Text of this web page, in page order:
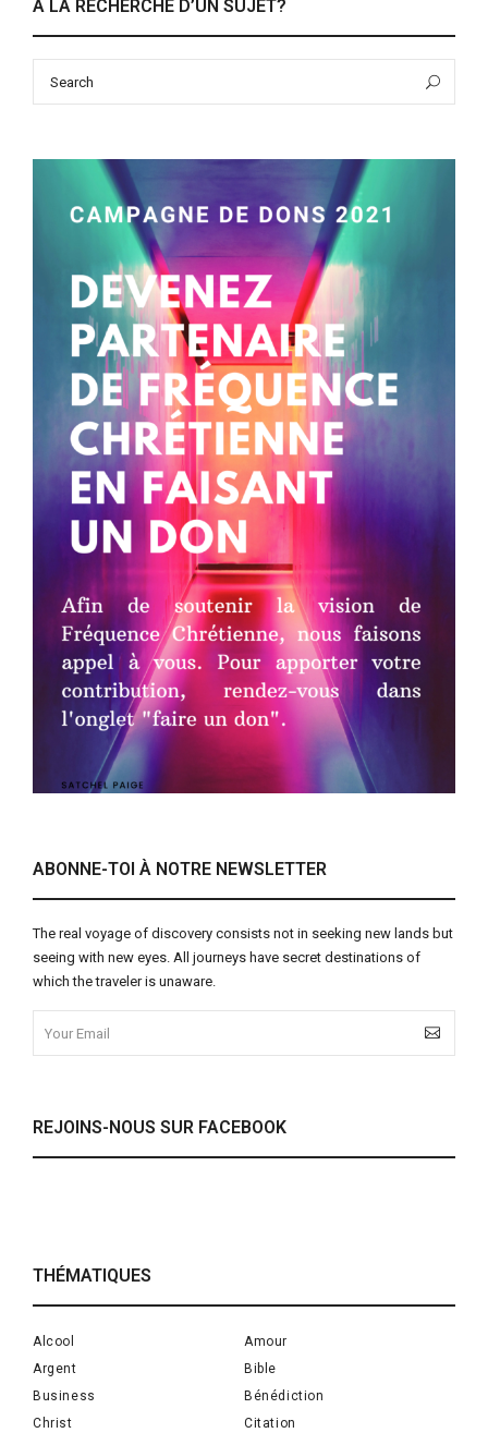
À LA RECHERCHE D’UN SUJET?
ABONNE-TOI À NOTRE NEWSLETTER
The real voyage of discovery consists not in seeking new lands but
seeing with new eyes. All journeys have secret destinations of
which the traveler is unaware.
REJOINS-NOUS SUR FACEBOOK
THÉMATIQUES
Alcool
Amour
Argent
Bible
Business
Bénédiction
Christ
Citation